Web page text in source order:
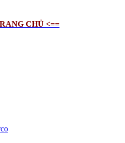
CHỦ <==